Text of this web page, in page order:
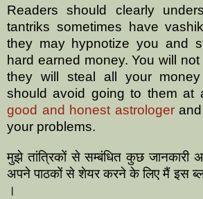
Readers should clearly
tantriks sometimes have
they may hypnotize you and
hard earned money. You will
they will steal all your
should avoid going to them at
good and honest astrologerand
your problems.
मुझे तांत्रिकों से सम्बंधित कुछ जानकारी
अपने पाठकों से शेयर करने के लिए मैं इस
।